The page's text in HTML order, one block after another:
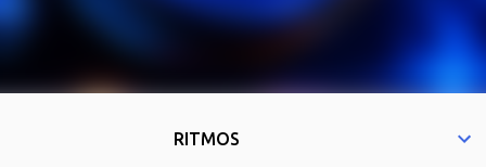
RITMOS